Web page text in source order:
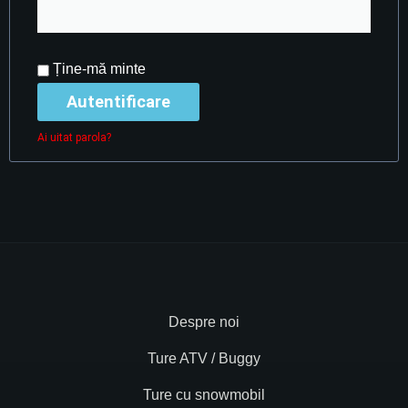
Ține-mă minte
Autentificare
Ai uitat parola?
Despre noi
Ture ATV / Buggy
Ture cu snowmobil